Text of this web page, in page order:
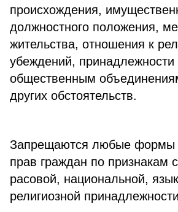
происхождения,
должностного положения,
жительства, отношения к
убеждений, принадлежности
общественным
других обстоятельств.
Запрещаются любые формы
прав граждан по признакам
расовой, национальной,
религиозной